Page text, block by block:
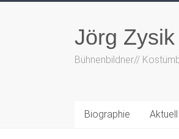
Jörg Zysik
Bühnenbildner//
Biographie Aktuell